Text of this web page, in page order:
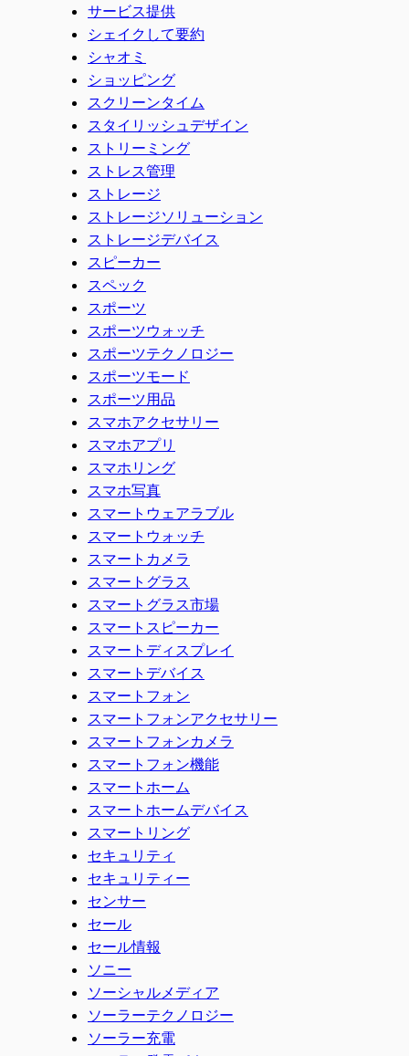
サービス提供
シェイクして要約
シャオミ
ショッピング
スクリーンタイム
スタイリッシュデザイン
ストリーミング
ストレス管理
ストレージ
ストレージソリューション
ストレージデバイス
スピーカー
スペック
スポーツ
スポーツウォッチ
スポーツテクノロジー
スポーツモード
スポーツ用品
スマホアクセサリー
スマホアプリ
スマホリング
スマホ写真
スマートウェアラブル
スマートウォッチ
スマートカメラ
スマートグラス
スマートグラス市場
スマートスピーカー
スマートディスプレイ
スマートデバイス
スマートフォン
スマートフォンアクセサリー
スマートフォンカメラ
スマートフォン機能
スマートホーム
スマートホームデバイス
スマートリング
セキュリティ
セキュリティー
センサー
セール
セール情報
ソニー
ソーシャルメディア
ソーラーテクノロジー
ソーラー充電